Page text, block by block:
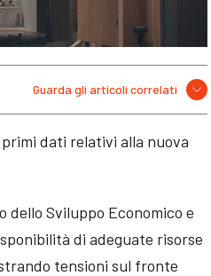
Guarda gli articoli correlati
primi dati relativi alla nuova
dello Sviluppo Economico e
di adeguate risorse
tensioni sul fronte